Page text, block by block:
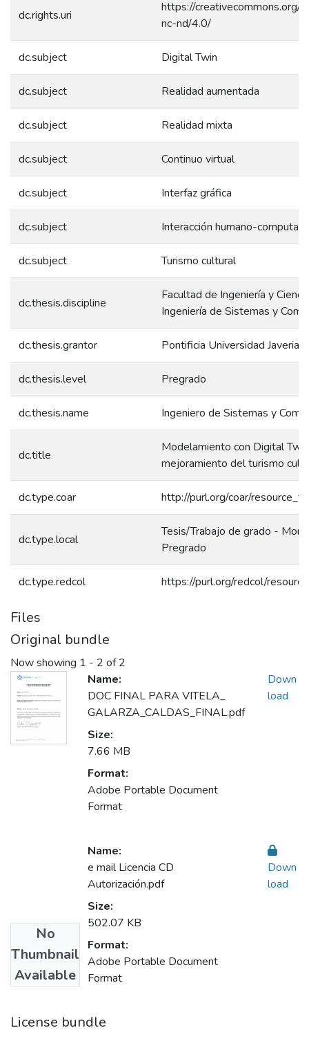
dc.rights.uri
https://creativecommons.org/
nc-nd/4.0/
dc.subject Digital Twin
dc.subject Realidad aumentada
dc.subject Realidad mixta
dc.subject Continuo virtual
dc.subject Interfaz gráfica
dc.subject Interacción humano-
dc.subject Turismo cultural
dc.thesis.discipline
Facultad de Ingeniería y
Ingeniería de Sistemas y
dc.thesis.grantor Pontificia Universidad
dc.thesis.level Pregrado
dc.thesis.name Ingeniero de Sistemas y
dc.title
Modelamiento con Digital
mejoramiento del turismo
dc.type.coar http://purl.org/coar/
dc.type.local
Tesis/Trabajo de grado -
Pregrado
dc.type.redcol https://purl.org/redcol/
Files
Original bundle
Now showing 1 - 2 of 2
Name:
DOC FINAL PARA VITELA_
GALARZA_CALDAS_FINAL.pdf
Size:
7.66 MB
Format:
Adobe Portable Document
Format
Down
load
No
Thumbnail
Available
Name:
e mail Licencia CD
Autorización.pdf
Size:
502.07 KB
Format:
Adobe Portable Document
Format
Down
load
License bundle